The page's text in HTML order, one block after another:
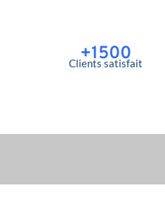
+1500
Clients satisfait